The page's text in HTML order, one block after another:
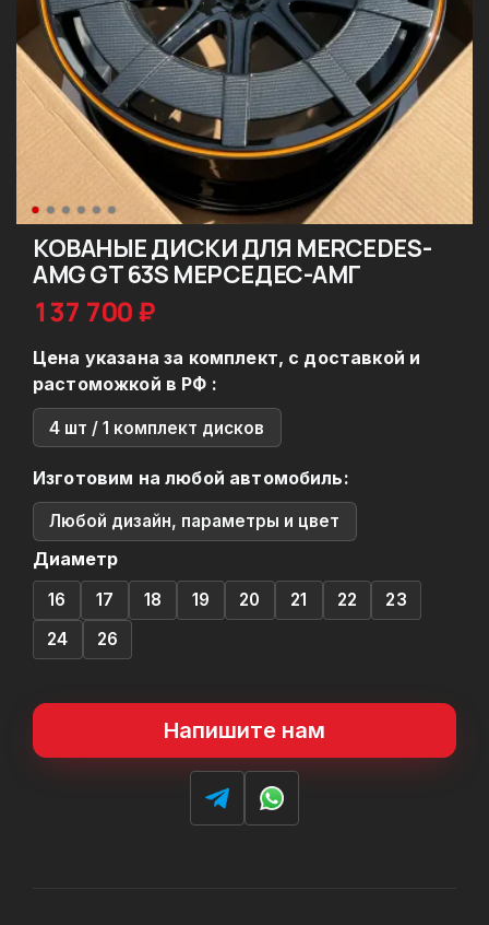
КОВАНЫЕ ДИСКИ ДЛЯ MERCEDES-
AMG GT 63S МЕРСЕДЕС-АМГ
137 700 ₽
Цена указана за комплект, с доставкой и
растоможкой в РФ :
4 шт / 1 комплект дисков
Изготовим на любой автомобиль:
Любой дизайн, параметры и цвет
Диаметр
16 17 18 19 20 21 22
23
24
26
Напишите нам